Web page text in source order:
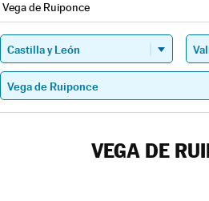
Vega de Ruiponce
VEGA DE